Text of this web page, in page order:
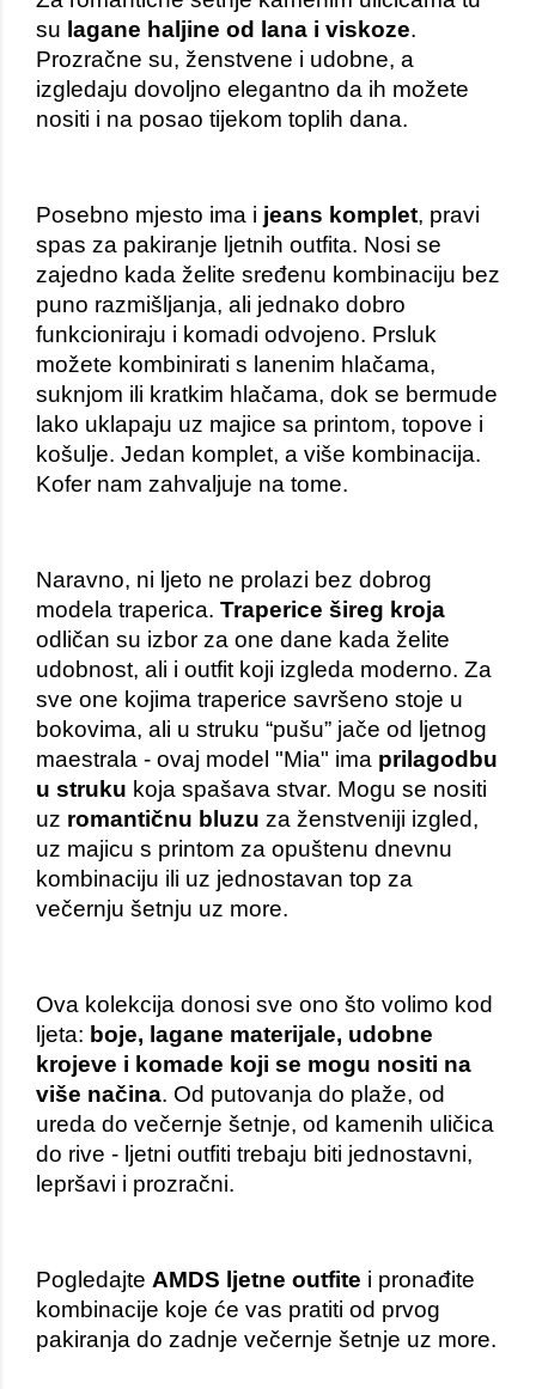
su lagane haljine od lana i viskoze.
Prozračne su, ženstvene i udobne, a
izgledaju dovoljno elegantno da ih možete
nositi i na posao tijekom toplih dana.
Posebno mjesto ima i jeans komplet, pravi
spas za pakiranje ljetnih outfita. Nosi se
zajedno kada želite sređenu kombinaciju bez
puno razmišljanja, ali jednako dobro
funkcioniraju i komadi odvojeno. Prsluk
možete kombinirati s lanenim hlačama,
suknjom ili kratkim hlačama, dok se bermude
lako uklapaju uz majice sa printom, topove i
košulje. Jedan komplet, a više kombinacija.
Kofer nam zahvaljuje na tome.
Naravno, ni ljeto ne prolazi bez dobrog
modela traperica. Traperice šireg kroja
odličan su izbor za one dane kada želite
udobnost, ali i outfit koji izgleda moderno. Za
sve one kojima traperice savršeno stoje u
bokovima, ali u struku “pušu” jače od ljetnog
maestrala - ovaj model "Mia" ima prilagodbu
u struku koja spašava stvar. Mogu se nositi
uz romantičnu bluzu za ženstveniji izgled,
uz majicu s printom za opuštenu dnevnu
kombinaciju ili uz jednostavan top za
večernju šetnju uz more.
Ova kolekcija donosi sve ono što volimo kod
ljeta: boje, lagane materijale, udobne
krojeve i komade koji se mogu nositi na
više načina. Od putovanja do plaže, od
ureda do večernje šetnje, od kamenih uličica
do rive - ljetni outfiti trebaju biti jednostavni,
lepršavi i prozračni.
Pogledajte AMDS ljetne outfite i pronađite
kombinacije koje će vas pratiti od prvog
pakiranja do zadnje večernje šetnje uz more.